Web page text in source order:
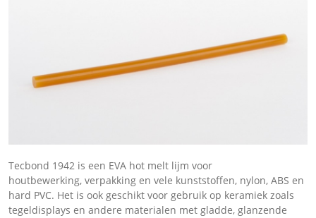
Tecbond 1942 is een EVA hot melt lijm voor
houtbewerking, verpakking en vele kunststoffen, nylon, ABS en
hard PVC. Het is ook geschikt voor gebruik op keramiek zoals
tegeldisplays en andere materialen met gladde, glanzende